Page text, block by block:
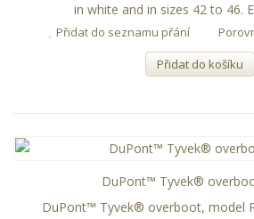
in white and in sizes 42 to 46.
Přidat do seznamu přání
Přidat do košíku
DuPont™ Tyvek®
DuPont™ Tyvek® overboot, model